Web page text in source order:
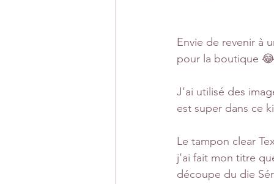
DT Véronique DT Céline
Rétrospectives de l’année écoulée
Envie de revenir à
pour la boutique
J’ai utilisé des
est super dans ce
Le tampon clear
j’ai fait mon titre
découpe du die